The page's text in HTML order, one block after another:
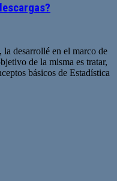
la desarrollé en el marco de
de la misma es tratar,
básicos de Estadística